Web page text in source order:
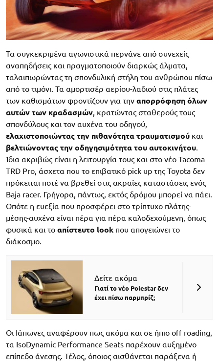
Τα συγκεκριμένα αγωνιστικά περνάνε από συνεχείς
αναπηδήσεις και πραγματοποιούν διαρκώς άλματα,
ταλαιπωρώντας τη σπονδυλική στήλη του ανθρώπου πίσω
από το τιμόνι. Τα αμορτισέρ αερίου-λαδιού στις πλάτες
των καθισμάτων φροντίζουν για την απορρόφηση όλων
αυτών των κραδασμών, κρατώντας σταθερούς τους
σπονδύλους και τον αυχένα του οδηγού,
ελαχιστοποιώντας την πιθανότητα τραυματισμού και
βελτιώνοντας την οδηγησιμότητα του αυτοκινήτου.
Ίδια ακριβώς είναι η λειτουργία τους και στο νέο Tacoma
TRD Pro, άσχετα που το επιβατικό pick up της Toyota δεν
πρόκειται ποτέ να βρεθεί στις ακραίες καταστάσεις ενός
Baja racer. Γρήγορα, πάντως, εκτός δρόμου μπορεί να πάει.
Οπότε η ευεξία που προσφέρει στο τρίπτυχο πλάτης-
μέσης-αυχένα είναι πέρα για πέρα καλοδεχούμενη, όπως
φυσικά και το απίστευτο look που απογειώνει το
διάκοσμο.
Δείτε ακόμα
Γιατί το νέο Polestar δεν
έχει πίσω παρμπρίζ;
Οι Ιάπωνες αναφέρουν πως ακόμα και σε ήπιο off roading,
τα IsoDynamic Performance Seats παρέχουν αυξημένο
επίπεδο άνεσης. Τέλος, όποιος αισθάνεται παράξενα ή